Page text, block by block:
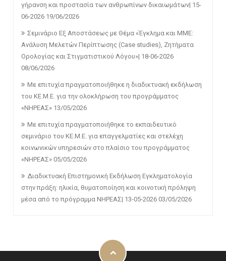
γήρανση και προστασία των ανθρωπίνων δικαιωμάτων| 15-
06-2026 19/06/2026
Σεμινάριο Εξ Αποστάσεως με Θέμα «Έγκλημα και ΜΜΕ:
Ανάλυση Μελετών Περίπτωσης (Case studies), Ζητήματα
Ορολογίας και Στιγματιστικού Λόγου»| 18-06-2026
08/06/2026
Με επιτυχία πραγματοποιήθηκε η διαδικτυακή εκδήλωση
του ΚΕ.Μ.Ε. για την ολοκλήρωση του προγράμματος
«ΝΗΡΕΑΣ» 13/05/2026
Με επιτυχία πραγματοποιήθηκε το εκπαιδευτικό
σεμινάριο του ΚΕ.Μ.Ε. για επαγγελματίες και στελέχη
κοινωνικών υπηρεσιών στο πλαίσιο του προγράμματος
«ΝΗΡΕΑΣ» 05/05/2026
Διαδικτυακή Επιστημονική Εκδήλωση Εγκληματολογία
στην πράξη: ηλικία, θυματοποίηση και κοινοτική πρόληψη
μέσα από το πρόγραμμα ΝΗΡΕΑΣ| 13-05-2026 03/05/2026